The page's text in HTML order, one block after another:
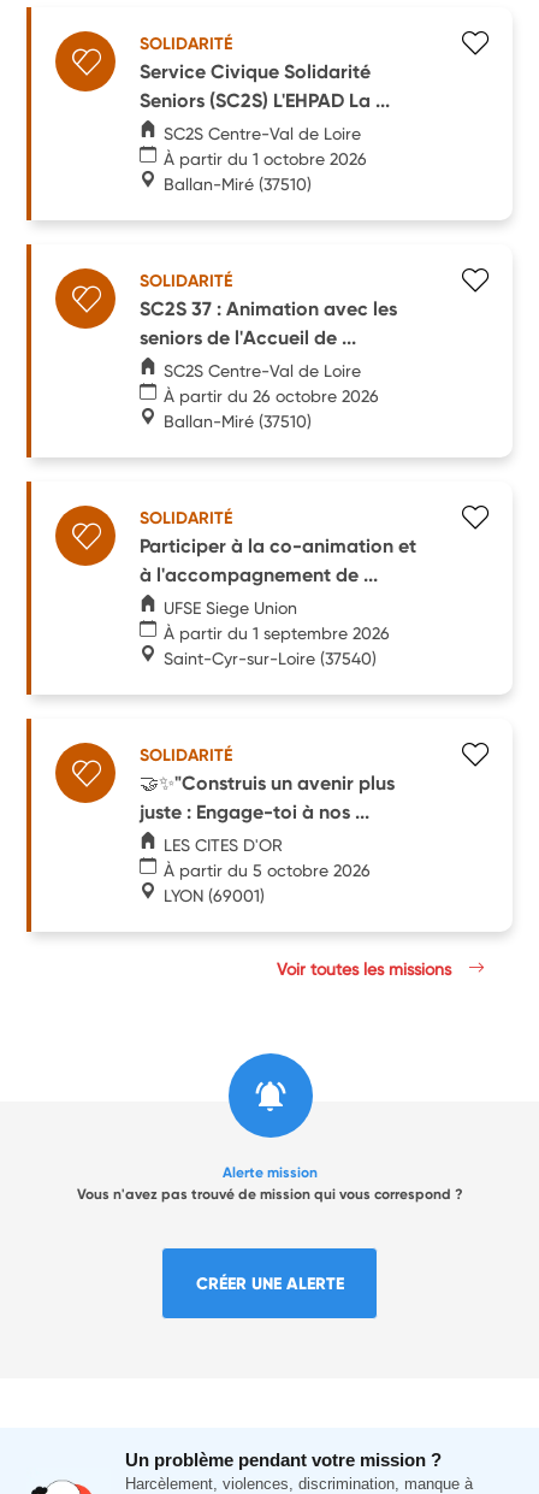
SOLIDARITÉ
Service Civique Solidarité
Seniors (SC2S) L'EHPAD La ...
SC2S Centre-Val de Loire
À partir du 1 octobre 2026
Ballan-Miré (37510)
SOLIDARITÉ
SC2S 37 : Animation avec les
seniors de l'Accueil de ...
SC2S Centre-Val de Loire
À partir du 26 octobre 2026
Ballan-Miré (37510)
SOLIDARITÉ
Participer à la co-animation et
à l'accompagnement de ...
UFSE Siege Union
À partir du 1 septembre 2026
Saint-Cyr-sur-Loire (37540)
SOLIDARITÉ
🤝✨"Construis un avenir plus
juste : Engage-toi à nos ...
LES CITES D'OR
À partir du 5 octobre 2026
LYON (69001)
Voir toutes les missions
Alerte mission
Vous n'avez pas trouvé de mission qui vous correspond ?
CRÉER UNE ALERTE
Un problème pendant votre mission ?
Harcèlement, violences, discrimination, manque à